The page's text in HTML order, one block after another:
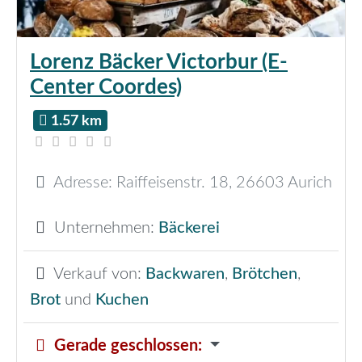
Lorenz Bäcker Victorbur (E-
Center Coordes)
1.57 km
Adresse: Raiffeisenstr. 18, 26603 Aurich
Unternehmen: Bäckerei
Verkauf von: Backwaren, Brötchen,
Brot und Kuchen
Gerade geschlossen: